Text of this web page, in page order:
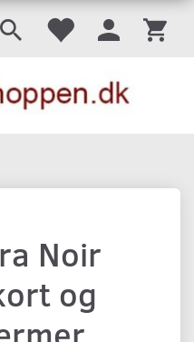
Noir
og